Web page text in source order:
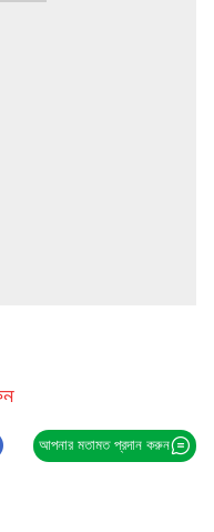
আপনার মতামত প্রদান করুন